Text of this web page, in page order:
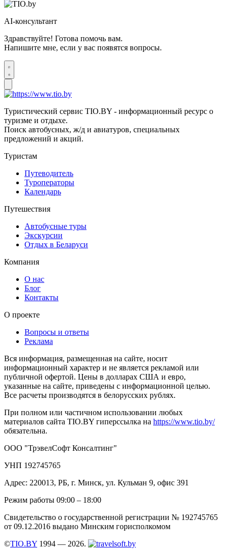
AI-консультант
Здравствуйте! Готова помочь вам.
Напишите мне, если у вас появятся вопросы.
Туристический сервис TIO.BY - информационный ресурс о
туризме и отдыхе.
Поиск автобусных, ж/д и авиатуров, специальных
предложений и акций.
Туристам
Путеводитель
Туроператоры
Календарь
Путешествия
Автобусные туры
Экскурсии
Отдых в Беларуси
Компания
О нас
Блог
Контакты
О проекте
Вопросы и ответы
Реклама
Вся информация, размещенная на сайте, носит
информационный характер и не является рекламой или
публичной офертой. Цены в долларах США и евро,
указанные на сайте, приведены с информационной целью.
Все расчеты производятся в белорусских рублях.
При полном или частичном использовании любых
материалов сайта TIO.BY гиперссылка на https://www.tio.by/
обязательна.
ООО "ТрэвелСофт Консалтинг"
УНП 192745765
Адрес: 220013, РБ, г. Минск, ул. Кульман 9, офис 391
Режим работы 09:00 – 18:00
Свидетельство о государственной регистрации № 192745765
от 09.12.2016 выдано Минским горисполкомом
©TIO.BY 1994 — 2026.